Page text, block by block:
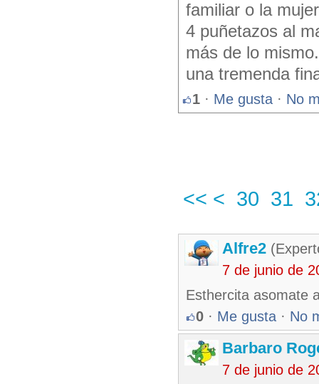
familiar o la
4 puñetazos al
más de lo
una tremenda
1 · Me gusta · No
<< < 30 31
Alfre2
7 de junio de
Esthercita asomate
0 · Me gusta · No
Barbaro
7 de junio de